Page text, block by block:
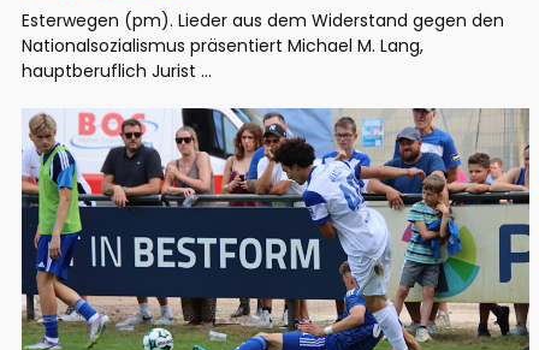
Esterwegen (pm). Lieder aus dem Widerstand gegen den
Nationalsozialismus präsentiert Michael M. Lang,
hauptberuflich Jurist ...